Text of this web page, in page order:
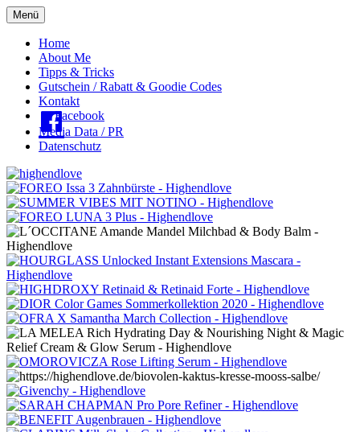
Menü
Oberes
Menü
Home
About Me
Tipps & Tricks
Gutschein / Rabatt & Goodie Codes
Kontakt
Facebook
Media Data / PR
Datenschutz